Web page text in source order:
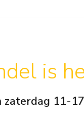
is
zaterdag 11-